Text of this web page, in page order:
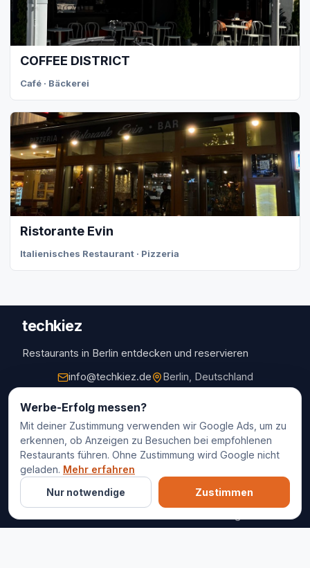
COFFEE DISTRICT
Café · Bäckerei
Ristorante Evin
Italienisches Restaurant · Pizzeria
techkiez
Restaurants in Berlin entdecken und reservieren
info@techkiez.de
Berlin, Deutschland
Restaurants
Restaurantauswahl
Für Unternehmen
Kontakt
© 2025 techkiez. Alle Rechte vorbehalten.
Werbe-Erfolg messen?
Mit deiner Zustimmung verwenden wir Google Ads, um zu
erkennen, ob Anzeigen zu Besuchen bei empfohlenen
Restaurants führen. Ohne Zustimmung wird Google nicht
geladen. Mehr erfahren
Nur notwendige
Zustimmen